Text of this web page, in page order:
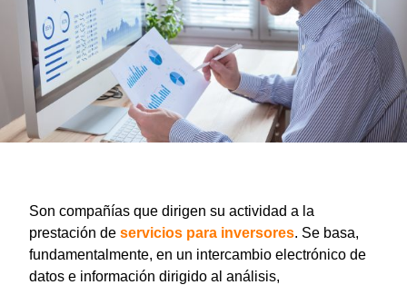
Son compañías que dirigen su actividad a la
prestación de servicios para inversores. Se basa,
fundamentalmente, en un intercambio electrónico de
datos e información dirigido al análisis,